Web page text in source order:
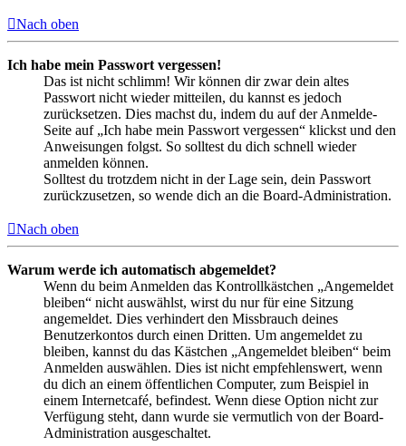
Nach oben
Ich habe mein Passwort vergessen!
Das ist nicht schlimm! Wir können dir zwar dein altes
Passwort nicht wieder mitteilen, du kannst es jedoch
zurücksetzen. Dies machst du, indem du auf der Anmelde-
Seite auf „Ich habe mein Passwort vergessen“ klickst und den
Anweisungen folgst. So solltest du dich schnell wieder
anmelden können.
Solltest du trotzdem nicht in der Lage sein, dein Passwort
zurückzusetzen, so wende dich an die Board-Administration.
Nach oben
Warum werde ich automatisch abgemeldet?
Wenn du beim Anmelden das Kontrollkästchen „Angemeldet
bleiben“ nicht auswählst, wirst du nur für eine Sitzung
angemeldet. Dies verhindert den Missbrauch deines
Benutzerkontos durch einen Dritten. Um angemeldet zu
bleiben, kannst du das Kästchen „Angemeldet bleiben“ beim
Anmelden auswählen. Dies ist nicht empfehlenswert, wenn
du dich an einem öffentlichen Computer, zum Beispiel in
einem Internetcafé, befindest. Wenn diese Option nicht zur
Verfügung steht, dann wurde sie vermutlich von der Board-
Administration ausgeschaltet.